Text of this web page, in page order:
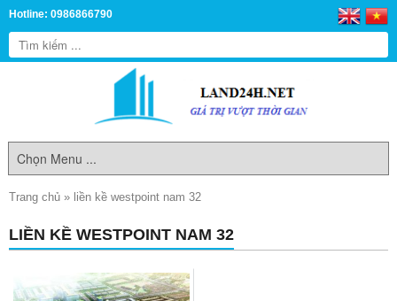
Hotline: 0986866790
Trang chủ » liền kề westpoint nam 32
LIỀN KỀ WESTPOINT NAM 32